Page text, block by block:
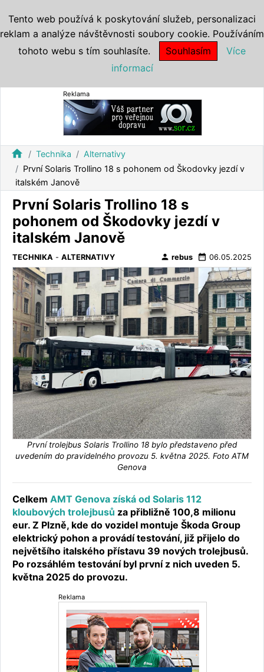
Reklama
home Technika
Alternativy
První Solaris Trollino 18 s pohonem od Škodovky jezdí v
italském Janově
První Solaris Trollino 18 s
pohonem od Škodovky jezdí v
italském Janově
TECHNIKA - ALTERNATIVY person rebus date_range 06.05.2025
První trolejbus Solaris Trollino 18 bylo představeno před
uvedením do pravidelného provozu 5. května 2025. Foto ATM
Genova
Celkem AMT Genova získá od Solaris 112
kloubových trolejbusů za přibližně 100,8 milionu
eur. Z Plzně, kde do vozidel montuje Škoda Group
elektrický pohon a provádí testování, již přijelo do
největšího italského přístavu 39 nových trolejbusů.
Po rozsáhlém testování byl první z nich uveden 5.
května 2025 do provozu.
Reklama
Tento web používá k poskytování služeb, personalizaci
reklam a analýze návštěvnosti soubory cookie. Používáním
tohoto webu s tím souhlasíte.
Souhlasím
Více
informací